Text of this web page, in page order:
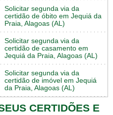
Solicitar segunda via da
certidão de óbito em Jequiá da
Praia, Alagoas (AL)
Solicitar segunda via da
certidão de casamento em
Jequiá da Praia, Alagoas (AL)
Solicitar segunda via da
certidão de imóvel em Jequiá
da Praia, Alagoas (AL)
CERTIDÕES E